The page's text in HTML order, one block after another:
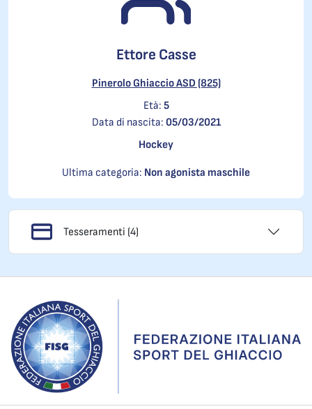
Ettore Casse
Pinerolo Ghiaccio ASD (825)
Età: 5
Data di nascita: 05/03/2021
Hockey
Ultima categoria: Non agonista maschile
Tesseramenti (4)